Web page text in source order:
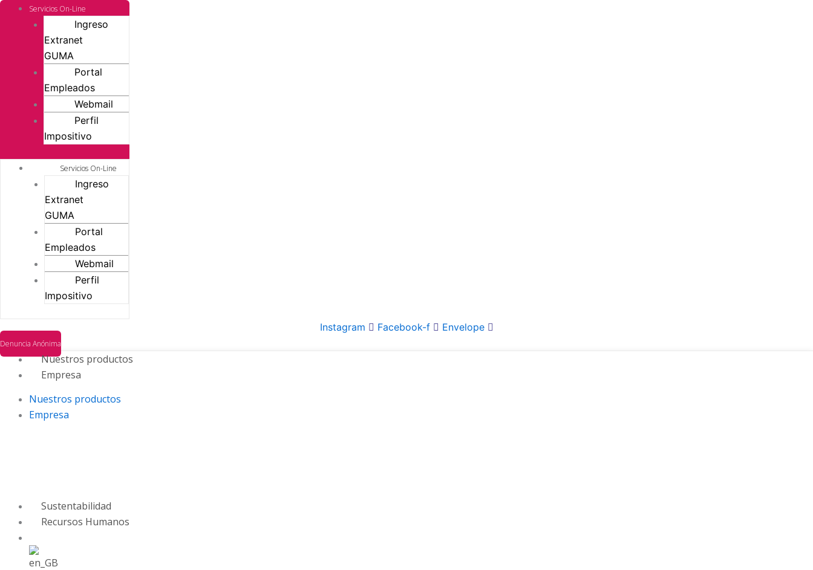
contenido
Servicios On-Line
Ingreso
Extranet
GUMA
Portal
Empleados
Webmail
Perfil
Impositivo
Servicios On-Line
Ingreso
Extranet
GUMA
Portal
Empleados
Webmail
Perfil
Impositivo
Instagram Facebook-f Envelope
Denuncia Anónima
Nuestros productos
Empresa
Nuestros productos
Empresa
Sustentabilidad
Recursos Humanos
Limpiadores
clásicos